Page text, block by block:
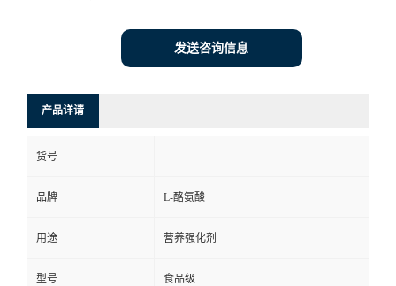
发送咨询信息
产品详请
货号
品牌 L-酪氨酸
用途 营养强化剂
型号 食品级